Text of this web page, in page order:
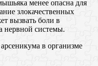
менее опасна для
злокачественных
вызвать боли в
нервной системы.
в организме